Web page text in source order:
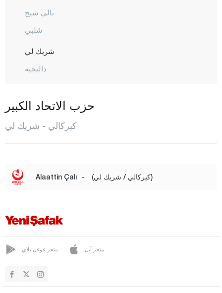
بالي شيخ
شلبي
شريك لي
داليجيه
كاراكيشلي
سولاكيورت
ياهشيهان
قرشهير
قوجه ايلي
مالاطيا
حزب الاتحاد الكبير
كيركالي - شريك لي
Alaattin Çalı - (كيركالي / شريك لي)
متجر غوغل بلاي متجر آبل